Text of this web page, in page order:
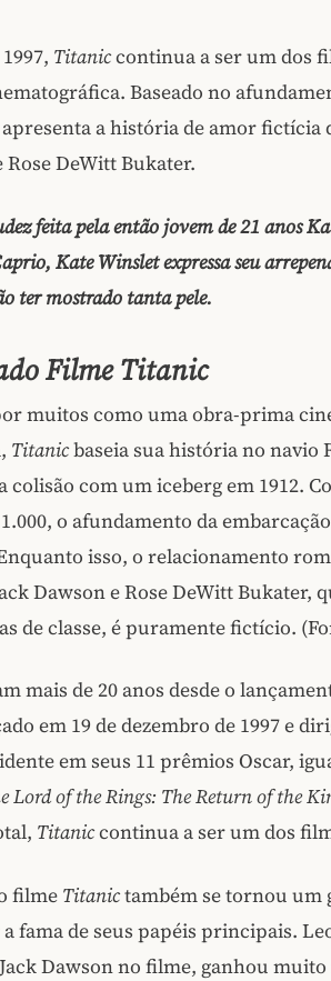
Titaniccontinua a ser um dos
Baseado no
a história de amor fictícia
Rose DeWitt Bukater.
feita pela então jovem de 21 anos
Kate Winslet expressa seu
ter mostrado tanta pele.
Filme Titanic
muitos como uma obra-prima
Titanicbaseia sua história no navio
colisão com um iceberg em 1912.
o afundamento da
isso, o relacionamento
Dawson e Rose DeWitt Bukater,
de classe, é puramente fictício.
mais de 20 anos desde o
em 19 de dezembro de 1997 e
em seus 11 prêmios Oscar,
Lord of the Rings: The Return of the
Titaniccontinua a ser um dos
filme Titanictambém se tornou um
fama de seus papéis principais.
Dawson no filme, ganhou